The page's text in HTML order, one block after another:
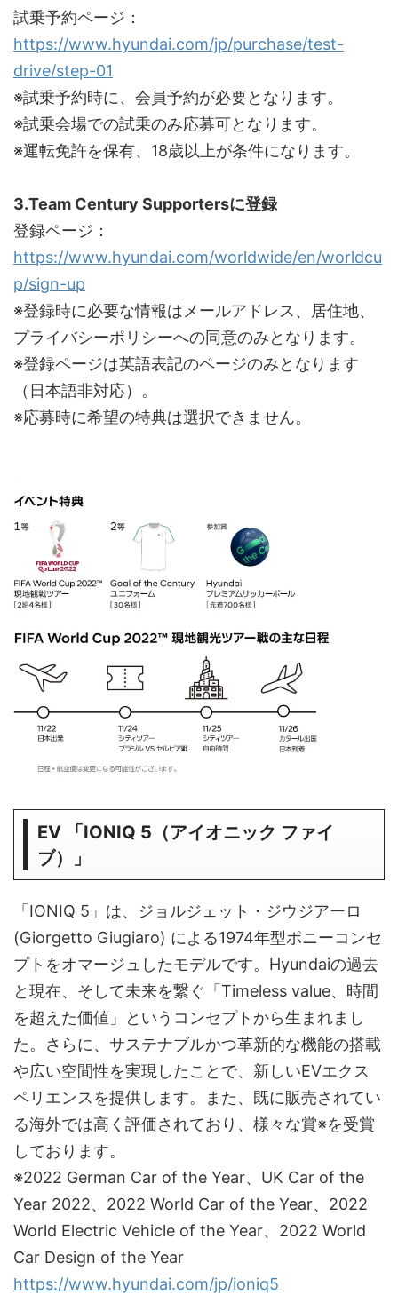
試乗予約ページ：
https://www.hyundai.com/jp/purchase/test-
drive/step-01
※試乗予約時に、会員予約が必要となります。
※試乗会場での試乗のみ応募可となります。
※運転免許を保有、18歳以上が条件になります。
3.Team Century Supportersに登録
登録ページ：
https://www.hyundai.com/worldwide/en/worldcu
p/sign-up
※登録時に必要な情報はメールアドレス、居住地、
プライバシーポリシーへの同意のみとなります。
※登録ページは英語表記のページのみとなります
（日本語非対応）。
※応募時に希望の特典は選択できません。
EV 「IONIQ 5（アイオニック ファイ
ブ）」
「IONIQ 5」は、ジョルジェット・ジウジアーロ
(Giorgetto Giugiaro) による1974年型ポニーコンセ
プトをオマージュしたモデルです。Hyundaiの過去
と現在、そして未来を繋ぐ「Timeless value、時間
を超えた価値」というコンセプトから生まれまし
た。さらに、サステナブルかつ革新的な機能の搭載
や広い空間性を実現したことで、新しいEVエクス
ペリエンスを提供します。また、既に販売されてい
る海外では高く評価されており、様々な賞※を受賞
しております。
※2022 German Car of the Year、UK Car of the
Year 2022、2022 World Car of the Year、2022
World Electric Vehicle of the Year、2022 World
Car Design of the Year
https://www.hyundai.com/jp/ioniq5